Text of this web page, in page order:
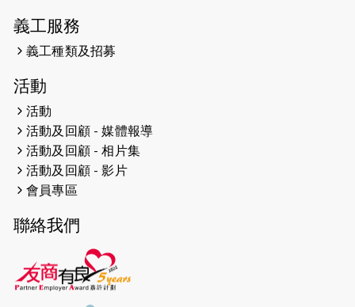
2026-04-23
2026-04-19
2026-04-16
猛龍長跑隊恆常練習 - 4月16日
（19:00開始）
2026-04-12
2026-04-11
2026-04-10 太古家＋賞系列：漫步魔術與音樂
義工服務
義工種類及招募
活動
活動
活動及回顧 - 媒體報導
活動及回顧 - 相片集
活動及回顧 - 影片
會員專區
聯絡我們